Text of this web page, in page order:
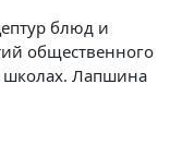
блюд и
общественного
школах. Лапшина